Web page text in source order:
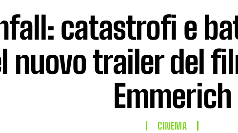
catastrofi e
nuovo trailer del
Emmerich
CINEMA